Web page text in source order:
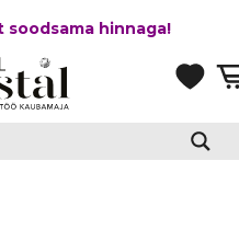
hinnaga!